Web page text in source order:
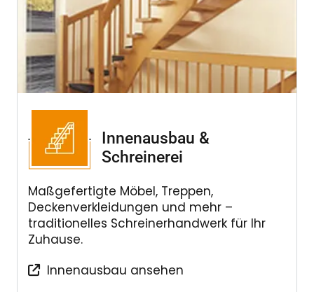
Innenausbau &
Schreinerei
Maßgefertigte Möbel, Treppen,
Deckenverkleidungen und mehr –
traditionelles Schreinerhandwerk für Ihr
Zuhause.
 Innenausbau ansehen